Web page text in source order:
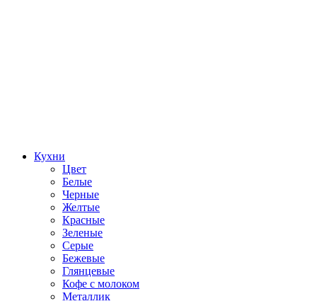
Кухни
Цвет
Белые
Черные
Желтые
Красные
Зеленые
Серые
Бежевые
Глянцевые
Кофе с молоком
Металлик